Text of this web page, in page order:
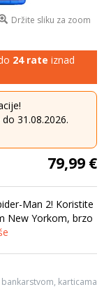
Držite sliku za zoom
24 rate iznad
31.08.2026.
79,99 €
Man 2! Koristite
New Yorkom, brzo
karticama